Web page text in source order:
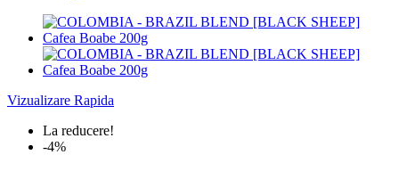
Vizualizare Rapida
La reducere!
-4%